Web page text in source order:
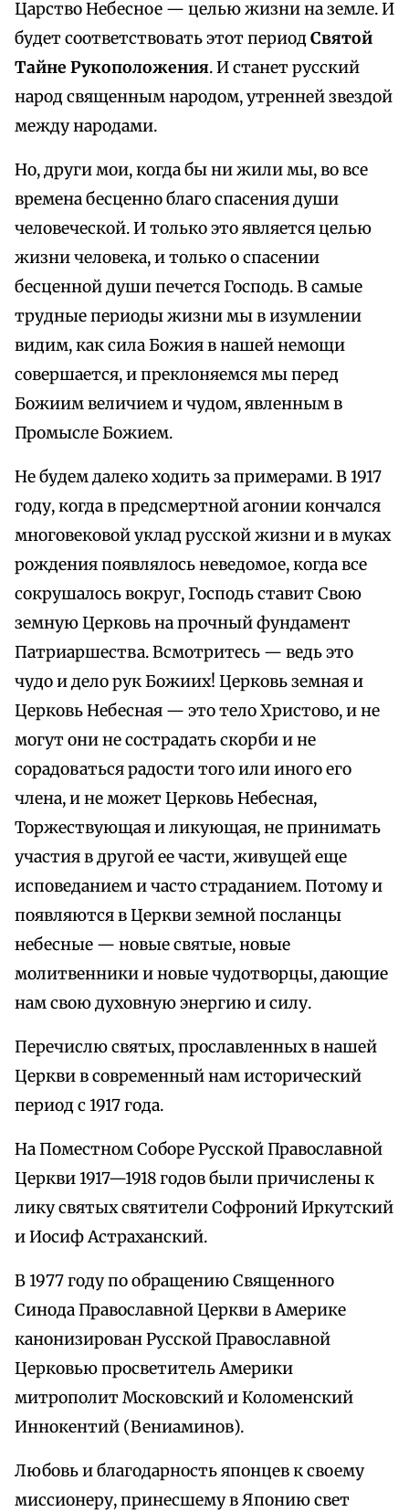
Царство Небесное — целью жизни на земле. И
будет соответствовать этот периодСвятой
Тайне Рукоположения. И станет русский
народ священным народом, утренней звездой
между народами.
Но, други мои, когда бы ни жили мы, во все
времена бесценно благо спасения души
человеческой. И только это является целью
жизни человека, и только о спасении
бесценной души печется Господь. В самые
трудные периоды жизни мы в изумлении
видим, как сила Божия в нашей немощи
совершается, и преклоняемся мы перед
Божиим величием и чудом, явленным в
Промысле Божием.
Не будем далеко ходить за примерами. В 1917
году, когда в предсмертной агонии кончался
многовековой уклад русской жизни и в муках
рождения появлялось неведомое, когда все
сокрушалось вокруг, Господь ставит Свою
земную Церковь на прочный фундамент
Патриаршества. Всмотритесь — ведь это
чудо и дело рук Божиих! Церковь земная и
Церковь Небесная — это тело Христово, и не
могут они не сострадать скорби и не
сорадоваться радости того или иного его
члена, и не может Церковь Небесная,
Торжествующая и ликующая, не принимать
участия в другой ее части, живущей еще
исповеданием и часто страданием. Потому и
появляются в Церкви земной посланцы
небесные — новые святые, новые
молитвенники и новые чудотворцы, дающие
нам свою духовную энергию и силу.
Перечислю святых, прославленных в нашей
Церкви в современный нам исторический
период с 1917 года.
На Поместном Соборе Русской Православной
Церкви 1917—1918 годов были причислены к
лику святых святители Софроний Иркутский
и Иосиф Астраханский.
В 1977 году по обращению Священного
Синода Православной Церкви в Америке
канонизирован Русской Православной
Церковью просветитель Америки
митрополит Московский и Коломенский
Иннокентий (Вениаминов).
Любовь и благодарность японцев к своему
миссионеру, принесшему в Японию свет